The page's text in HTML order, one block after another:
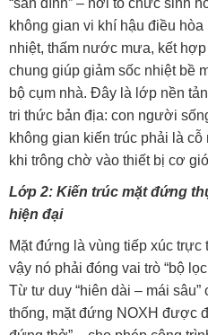
“sân đình” – nơi tổ chức sinh
không gian vi khí hậu điều
nhiệt, thấm nước mưa, kết
chung giúp giảm sốc nhiệt bề
bộ cụm nhà. Đây là lớp nền
tri thức bản địa: con người
không gian kiến trúc phải là
khi trông chờ vào thiết bị cơ
Lớp 2: Kiến trúc mặt đứng
hiện đại
Mặt đứng là vùng tiếp xúc
vậy nó phải đóng vai trò “bộ
Từ tư duy “hiên dài – mái sâu”
thống, mặt đứng NOXH được